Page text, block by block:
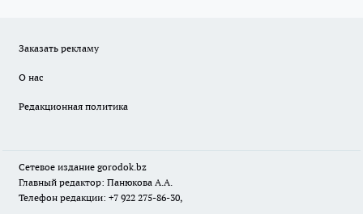
Заказать рекламу
О нас
Редакционная политика
Сетевое издание gorodok.bz
Главный редактор: Панюкова А.А.
Телефон редакции: +7 922 275-86-30,